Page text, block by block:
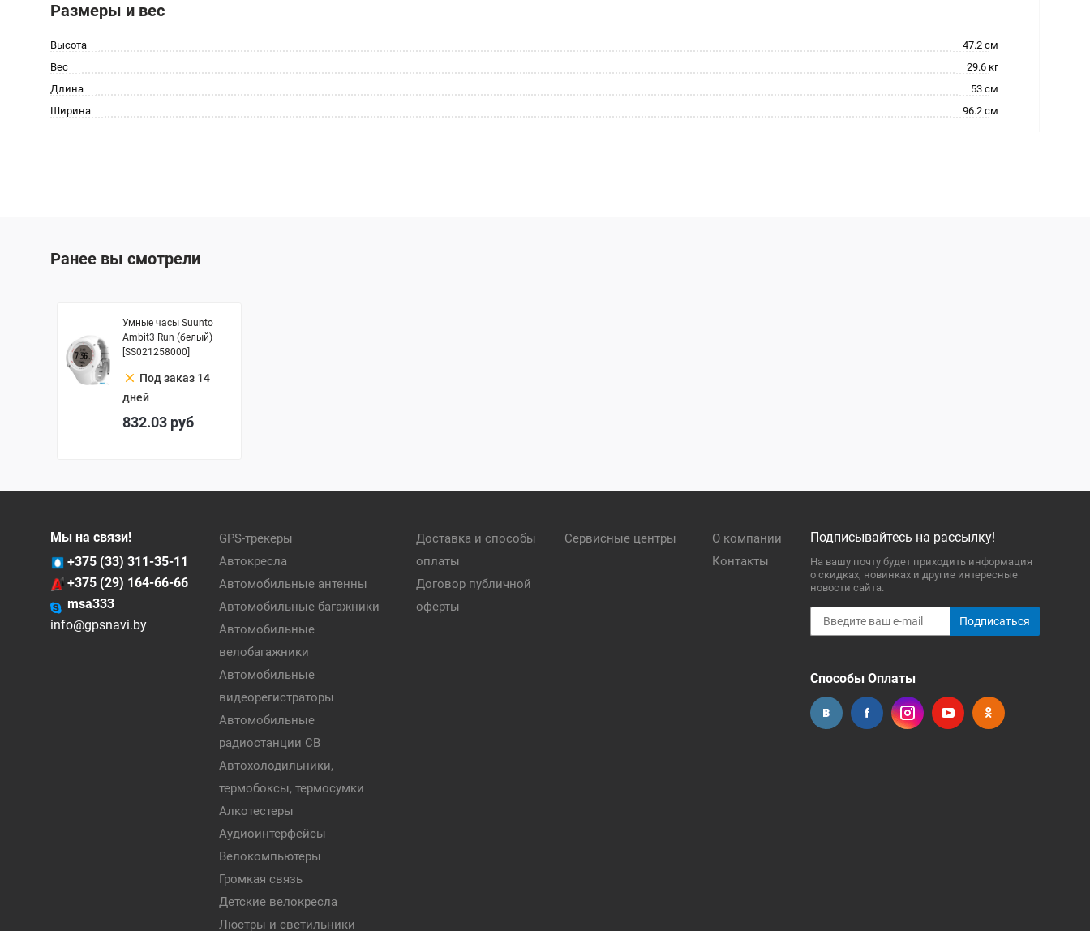
Размеры и вес
Высота
47.2 см
Вес
29.6 кг
Длина
53 см
Ширина
96.2 см
Ранее вы смотрели
Умные часы Suunto
Ambit3 Run (белый)
[SS021258000]
clear Под заказ 14
дней
832.03 руб
Мы на связи!
+375 (33) 311-35-11
+375 (29) 164-66-66
msa333
info@gpsnavi.by
GPS-трекеры
Автокресла
Автомобильные антенны
Автомобильные багажники
Автомобильные
велобагажники
Автомобильные
видеорегистраторы
Автомобильные
радиостанции CB
Автохолодильники,
термобоксы, термосумки
Алкотестеры
Аудиоинтерфейсы
Велокомпьютеры
Громкая связь
Детские велокресла
Люстры и светильники
Доставка и способы
оплаты
Договор публичной
оферты
Сервисные центры
О компании
Контакты
Подписывайтесь на рассылку!
На вашу почту будет приходить информация
о скидках, новинках и другие интересные
новости сайта.
Подписаться
Способы Оплаты